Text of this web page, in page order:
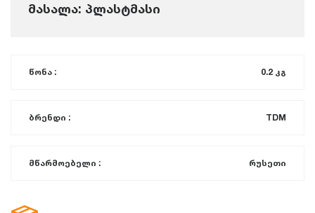
მასალა: პლასტმასი
წონა : 0.2 კგ
ბრენდი : TDM
მწარმოებელი : რუსეთი